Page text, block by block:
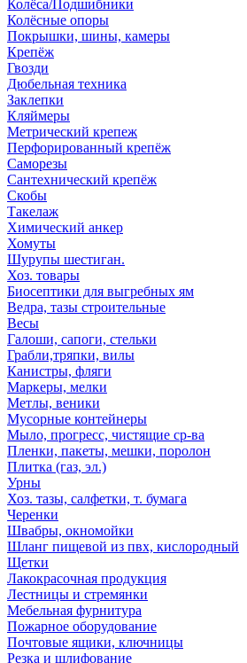
Колёса/Подшибники
Колёсные опоры
Покрышки, шины, камеры
Крепёж
Гвозди
Дюбельная техника
Заклепки
Кляймеры
Метрический крепеж
Перфорированный крепёж
Саморезы
Сантехнический крепёж
Скобы
Такелаж
Химический анкер
Хомуты
Шурупы шестиган.
Хоз. товары
Биосептики для выгребных ям
Ведра, тазы строительные
Весы
Галоши, сапоги, стельки
Грабли,тряпки, вилы
Канистры, фляги
Маркеры, мелки
Метлы, веники
Мусорные контейнеры
Мыло, прогресс, чистящие ср-ва
Пленки, пакеты, мешки, поролон
Плитка (газ, эл.)
Урны
Хоз. тазы, салфетки, т. бумага
Черенки
Швабры, окномойки
Шланг пищевой из пвх, кислородный
Щетки
Лакокрасочная продукция
Лестницы и стремянки
Мебельная фурнитура
Пожарное оборудование
Почтовые ящики, ключницы
Резка и шлифование